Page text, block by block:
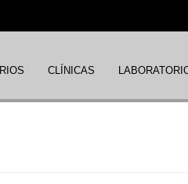
CLÍNICAS